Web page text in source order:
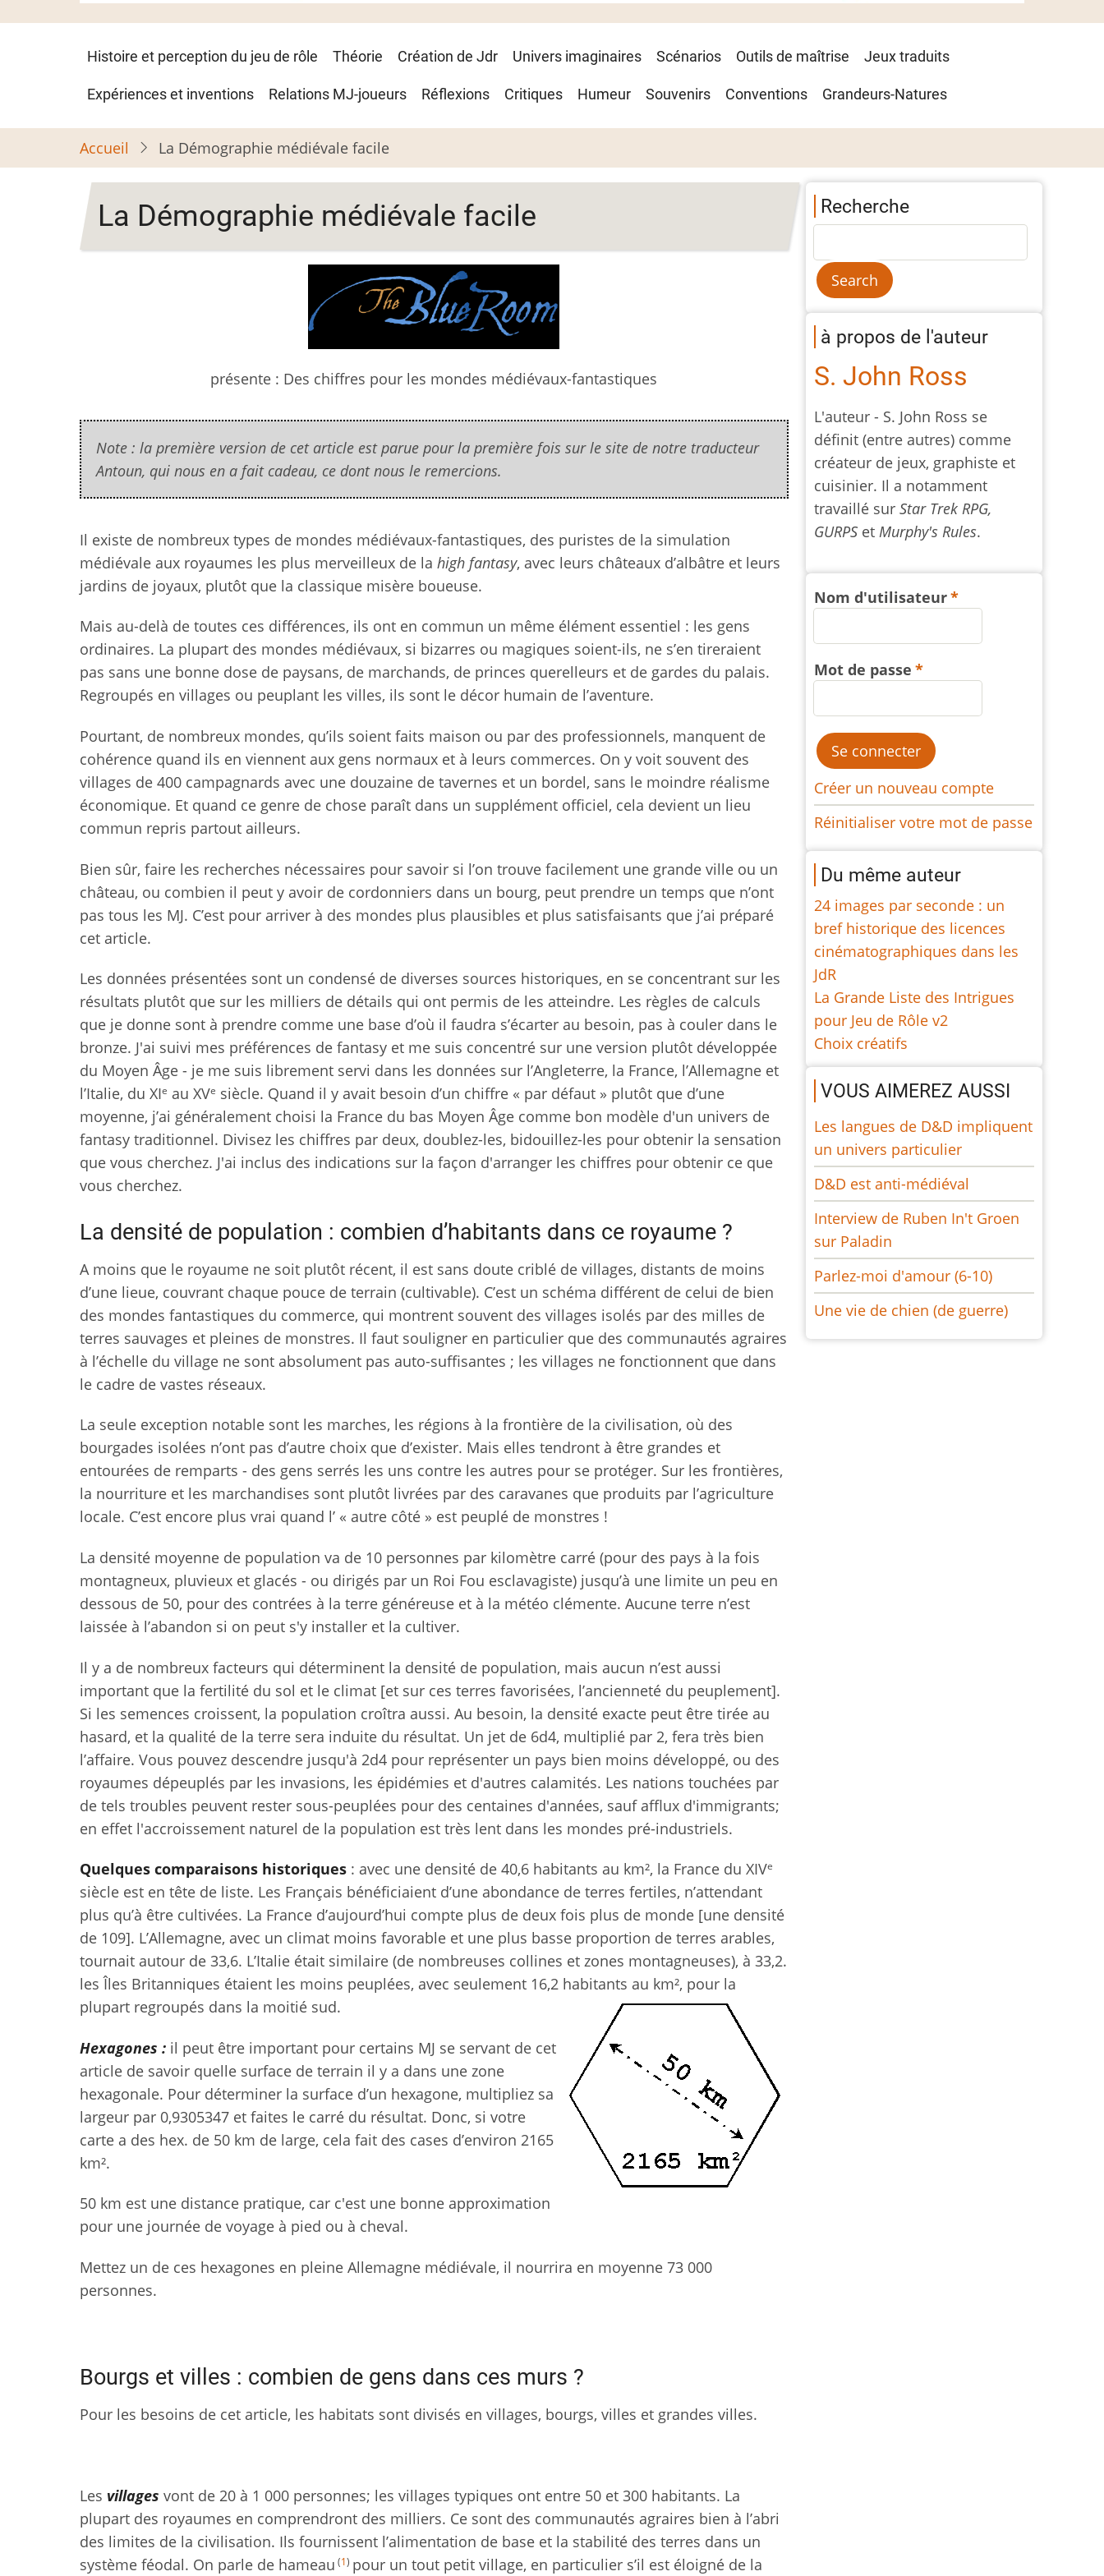
Navigation
principale
Histoire et perception du jeu de rôle Théorie Création de Jdr Univers imaginaires Scénarios Outils de maîtrise Jeux traduits
Expériences et inventions Relations MJ-joueurs Réflexions Critiques Humeur Souvenirs Conventions Grandeurs-Natures
Accueil La Démographie médiévale facile
La Démographie médiévale facile
présente : Des chiffres pour les mondes médiévaux-fantastiques
Note : la première version de cet article est parue pour la première fois sur le site de notre traducteur
Antoun, qui nous en a fait cadeau, ce dont nous le remercions.
Il existe de nombreux types de mondes médiévaux-fantastiques, des puristes de la simulation
médiévale aux royaumes les plus merveilleux de la high fantasy, avec leurs châteaux d’albâtre et leurs
jardins de joyaux, plutôt que la classique misère boueuse.
Mais au-delà de toutes ces différences, ils ont en commun un même élément essentiel : les gens
ordinaires. La plupart des mondes médiévaux, si bizarres ou magiques soient-ils, ne s’en tireraient
pas sans une bonne dose de paysans, de marchands, de princes querelleurs et de gardes du palais.
Regroupés en villages ou peuplant les villes, ils sont le décor humain de l’aventure.
Pourtant, de nombreux mondes, qu’ils soient faits maison ou par des professionnels, manquent de
cohérence quand ils en viennent aux gens normaux et à leurs commerces. On y voit souvent des
villages de 400 campagnards avec une douzaine de tavernes et un bordel, sans le moindre réalisme
économique. Et quand ce genre de chose paraît dans un supplément officiel, cela devient un lieu
commun repris partout ailleurs.
Bien sûr, faire les recherches nécessaires pour savoir si l’on trouve facilement une grande ville ou un
château, ou combien il peut y avoir de cordonniers dans un bourg, peut prendre un temps que n’ont
pas tous les MJ. C’est pour arriver à des mondes plus plausibles et plus satisfaisants que j’ai préparé
cet article.
Les données présentées sont un condensé de diverses sources historiques, en se concentrant sur les
résultats plutôt que sur les milliers de détails qui ont permis de les atteindre. Les règles de calculs
que je donne sont à prendre comme une base d’où il faudra s’écarter au besoin, pas à couler dans le
bronze. J'ai suivi mes préférences de fantasy et me suis concentré sur une version plutôt développée
du Moyen Âge - je me suis librement servi dans les données sur l’Angleterre, la France, l’Allemagne et
l’Italie, du XIe au XVe siècle. Quand il y avait besoin d’un chiffre « par défaut » plutôt que d’une
moyenne, j’ai généralement choisi la France du bas Moyen Âge comme bon modèle d'un univers de
fantasy traditionnel. Divisez les chiffres par deux, doublez-les, bidouillez-les pour obtenir la sensation
que vous cherchez. J'ai inclus des indications sur la façon d'arranger les chiffres pour obtenir ce que
vous cherchez.
La densité de population : combien d’habitants dans ce royaume ?
A moins que le royaume ne soit plutôt récent, il est sans doute criblé de villages, distants de moins
d’une lieue, couvrant chaque pouce de terrain (cultivable). C’est un schéma différent de celui de bien
des mondes fantastiques du commerce, qui montrent souvent des villages isolés par des milles de
terres sauvages et pleines de monstres. Il faut souligner en particulier que des communautés agraires
à l’échelle du village ne sont absolument pas auto-suffisantes ; les villages ne fonctionnent que dans
le cadre de vastes réseaux.
La seule exception notable sont les marches, les régions à la frontière de la civilisation, où des
bourgades isolées n’ont pas d’autre choix que d’exister. Mais elles tendront à être grandes et
entourées de remparts - des gens serrés les uns contre les autres pour se protéger. Sur les frontières,
la nourriture et les marchandises sont plutôt livrées par des caravanes que produits par l’agriculture
locale. C’est encore plus vrai quand l’ « autre côté » est peuplé de monstres !
La densité moyenne de population va de 10 personnes par kilomètre carré (pour des pays à la fois
montagneux, pluvieux et glacés - ou dirigés par un Roi Fou esclavagiste) jusqu’à une limite un peu en
dessous de 50, pour des contrées à la terre généreuse et à la météo clémente. Aucune terre n’est
laissée à l’abandon si on peut s'y installer et la cultiver.
Il y a de nombreux facteurs qui déterminent la densité de population, mais aucun n’est aussi
important que la fertilité du sol et le climat [et sur ces terres favorisées, l’ancienneté du peuplement].
Si les semences croissent, la population croîtra aussi. Au besoin, la densité exacte peut être tirée au
hasard, et la qualité de la terre sera induite du résultat. Un jet de 6d4, multiplié par 2, fera très bien
l’affaire. Vous pouvez descendre jusqu'à 2d4 pour représenter un pays bien moins développé, ou des
royaumes dépeuplés par les invasions, les épidémies et d'autres calamités. Les nations touchées par
de tels troubles peuvent rester sous-peuplées pour des centaines d'années, sauf afflux d'immigrants;
en effet l'accroissement naturel de la population est très lent dans les mondes pré-industriels.
Quelques comparaisons historiques : avec une densité de 40,6 habitants au km², la France du XIVe
siècle est en tête de liste. Les Français bénéficiaient d’une abondance de terres fertiles, n’attendant
plus qu’à être cultivées. La France d’aujourd’hui compte plus de deux fois plus de monde [une densité
de 109]. L’Allemagne, avec un climat moins favorable et une plus basse proportion de terres arables,
tournait autour de 33,6. L’Italie était similaire (de nombreuses collines et zones montagneuses), à 33,2.
les Îles Britanniques étaient les moins peuplées, avec seulement 16,2 habitants au km², pour la
plupart regroupés dans la moitié sud.
Hexagones : il peut être important pour certains MJ se servant de cet
article de savoir quelle surface de terrain il y a dans une zone
hexagonale. Pour déterminer la surface d’un hexagone, multipliez sa
largeur par 0,9305347 et faites le carré du résultat. Donc, si votre
carte a des hex. de 50 km de large, cela fait des cases d’environ 2165
km².
50 km est une distance pratique, car c'est une bonne approximation
pour une journée de voyage à pied ou à cheval.
Mettez un de ces hexagones en pleine Allemagne médiévale, il nourrira en moyenne 73 000
personnes.
Bourgs et villes : combien de gens dans ces murs ?
Pour les besoins de cet article, les habitats sont divisés en villages, bourgs, villes et grandes villes.
Les villages vont de 20 à 1 000 personnes; les villages typiques ont entre 50 et 300 habitants. La
plupart des royaumes en comprendront des milliers. Ce sont des communautés agraires bien à l’abri
des limites de la civilisation. Ils fournissent l’alimentation de base et la stabilité des terres dans un
système féodal. On parle de hameau (1) pour un tout petit village, en particulier s’il est éloigné de la
Recherche
à propos de l'auteur
S. John Ross
L'auteur - S. John Ross se
définit (entre autres) comme
créateur de jeux, graphiste et
cuisinier. Il a notamment
travaillé surStar Trek RPG,
GURPS etMurphy's Rules.
Nom d'utilisateur
Mot de passe
Créer un nouveau compte
Réinitialiser votre mot de passe
Du même auteur
24 images par seconde : un
bref historique des licences
cinématographiques dans les
JdR
La Grande Liste des Intrigues
pour Jeu de Rôle v2
Choix créatifs
VOUS AIMEREZ AUSSI
Les langues de D&D impliquent
un univers particulier
D&D est anti-médiéval
Interview de Ruben In't Groen
sur Paladin
Parlez-moi d'amour (6-10)
Une vie de chien (de guerre)